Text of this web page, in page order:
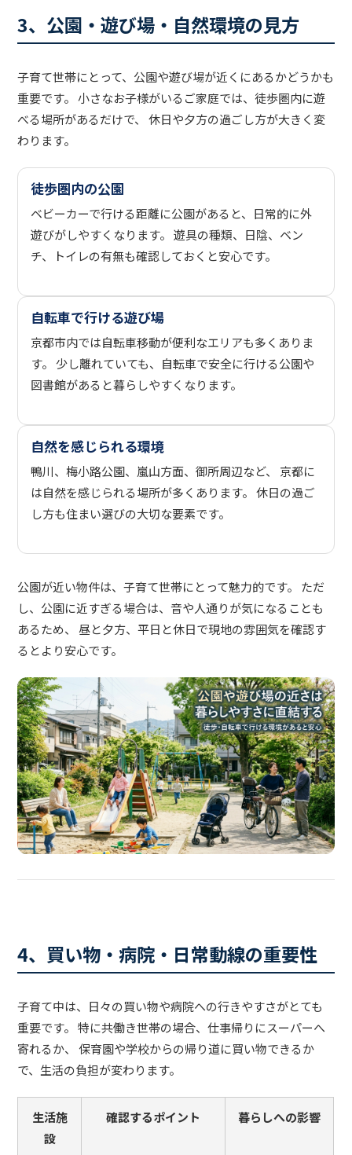
3、公園・遊び場・自然環境の見方
子育て世帯にとって、公園や遊び場が近くにあるかどうかも
重要です。 小さなお子様がいるご家庭では、徒歩圏内に遊
べる場所があるだけで、 休日や夕方の過ごし方が大きく変
わります。
徒歩圏内の公園
ベビーカーで行ける距離に公園があると、日常的に外
遊びがしやすくなります。 遊具の種類、日陰、ベン
チ、トイレの有無も確認しておくと安心です。
自転車で行ける遊び場
京都市内では自転車移動が便利なエリアも多くありま
す。 少し離れていても、自転車で安全に行ける公園や
図書館があると暮らしやすくなります。
自然を感じられる環境
鴨川、梅小路公園、嵐山方面、御所周辺など、 京都に
は自然を感じられる場所が多くあります。 休日の過ご
し方も住まい選びの大切な要素です。
公園が近い物件は、子育て世帯にとって魅力的です。 ただ
し、公園に近すぎる場合は、音や人通りが気になることも
あるため、 昼と夕方、平日と休日で現地の雰囲気を確認す
るとより安心です。
4、買い物・病院・日常動線の重要性
子育て中は、日々の買い物や病院への行きやすさがとても
重要です。 特に共働き世帯の場合、仕事帰りにスーパーへ
寄れるか、 保育園や学校からの帰り道に買い物できるか
で、生活の負担が変わります。
生活施
設
確認するポイント 暮らしへの影響